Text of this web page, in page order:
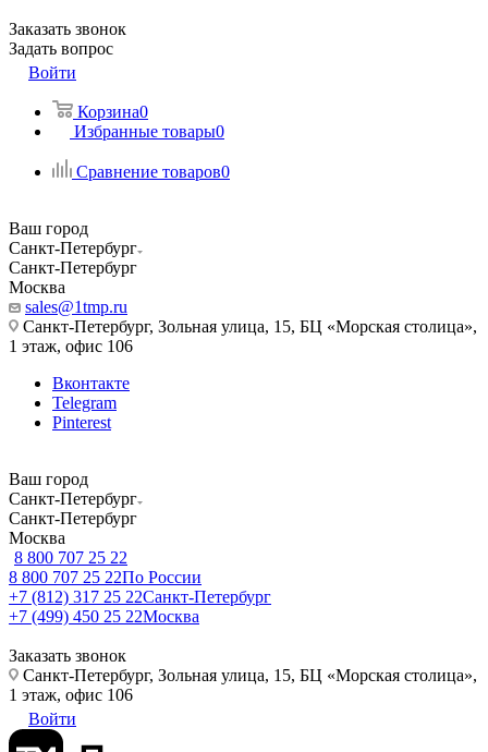
Заказать звонок
Задать вопрос
Войти
Корзина0
Избранные товары0
Сравнение товаров0
Ваш город
Санкт-Петербург
Санкт-Петербург
Москва
sales@1tmp.ru
Санкт-Петербург, Зольная улица, 15, БЦ «Морская столица»,
1 этаж, офис 106
Вконтакте
Telegram
Pinterest
Ваш город
Санкт-Петербург
Санкт-Петербург
Москва
8 800 707 25 22
8 800 707 25 22По России
+7 (812) 317 25 22Санкт-Петербург
+7 (499) 450 25 22Москва
Заказать звонок
Санкт-Петербург, Зольная улица, 15, БЦ «Морская столица»,
1 этаж, офис 106
Войти